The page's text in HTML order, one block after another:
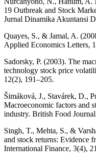
19 Outbreak and Stock
Jurnal Dinamika Akuntansi
Quayes, S., & Jamal, A.
Applied Economics Letters,
Sadorsky, P. (2003). The
technology stock price
12(2), 191–205.
Šimáková, J., Stavárek, D.,
Macroeconomic factors and
industry. British Food
Singh, T., Mehta, S., &
and stock returns: Evidence
International Finance, 3(4),